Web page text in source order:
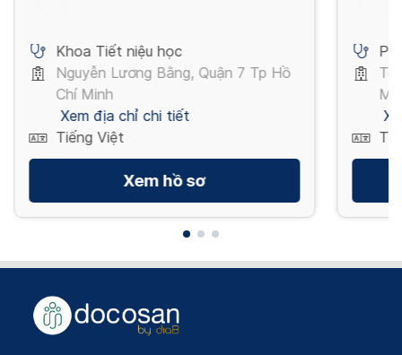
Khoa Tiết niệu học
Nguyễn Lương Bằng, Quận 7 Tp Hồ
Chí Minh
Xem địa chỉ chi tiết
Tiếng Việt
Xem hồ sơ